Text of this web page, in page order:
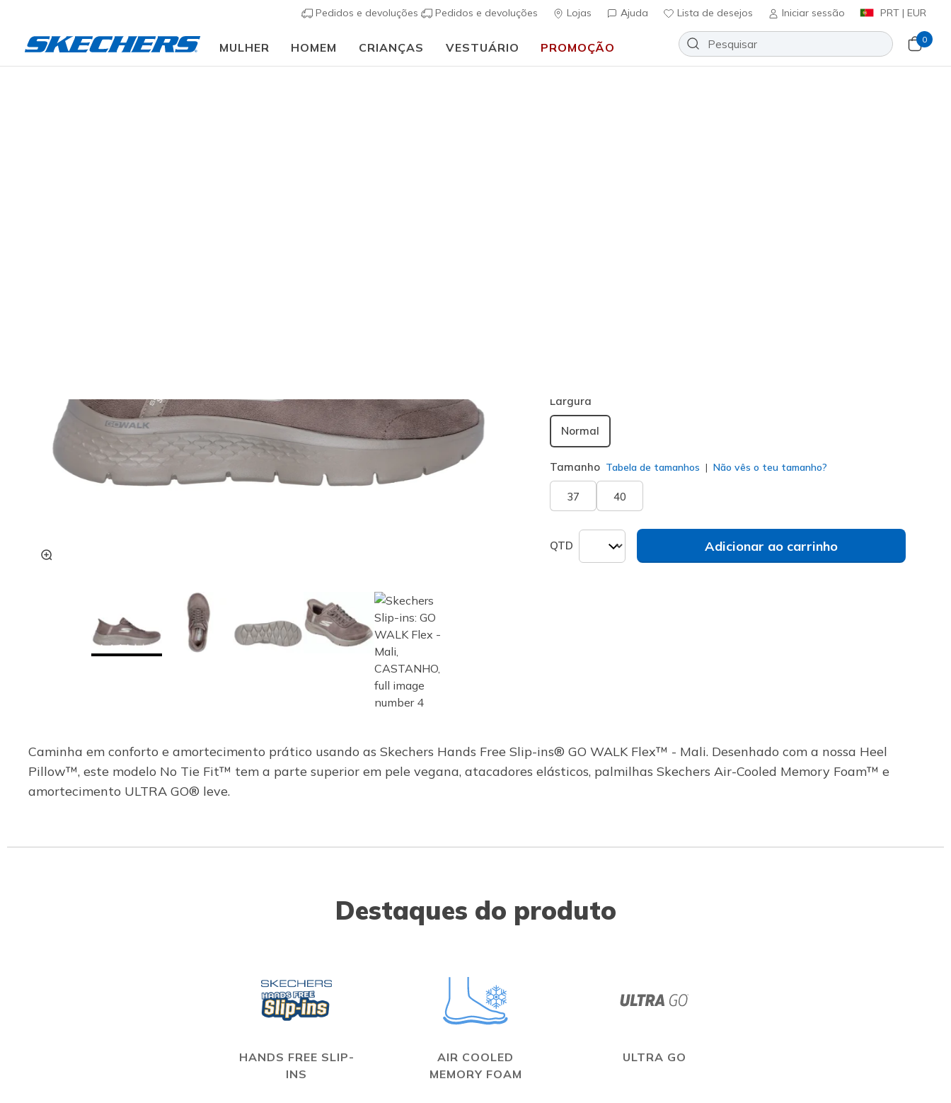
Pedidos e devoluções Pedidos e devoluções Lojas Ajuda Lista de desejos Iniciar sessão PRT | EUR
MULHER HOMEM CRIANÇAS VESTUÁRIO PROMOÇÃO
0
Largura
Normal
Tamanho Tabela de tamanhos Não vês o teu tamanho?
37 40
QTD Adicionar ao carrinho
Caminha em conforto e amortecimento prático usando as Skechers Hands Free Slip-ins® GO WALK Flex™ - Mali. Desenhado com a nossa Heel
Pillow™, este modelo No Tie Fit™ tem a parte superior em pele vegana, atacadores elásticos, palmilhas Skechers Air-Cooled Memory Foam™ e
amortecimento ULTRA GO® leve.
Destaques do produto
HANDS FREE SLIP-
INS
AIR COOLED
MEMORY FOAM
ULTRA GO